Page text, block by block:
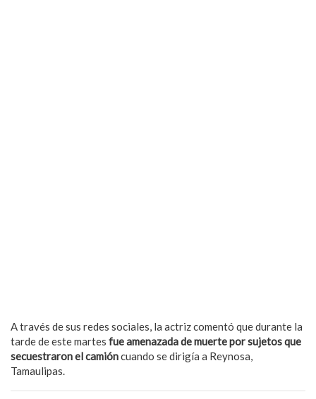
A través de sus redes sociales, la actriz comentó que durante la
tarde de este martes fue amenazada de muerte por sujetos que
secuestraron el camióncuando se dirigía a Reynosa,
Tamaulipas.